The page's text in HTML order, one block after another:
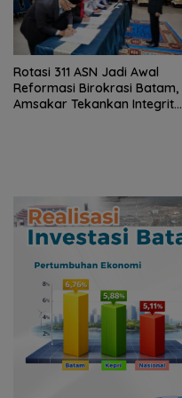
Rotasi 311 ASN Jadi Awal
Reformasi Birokrasi Batam,
Amsakar Tekankan Integritas